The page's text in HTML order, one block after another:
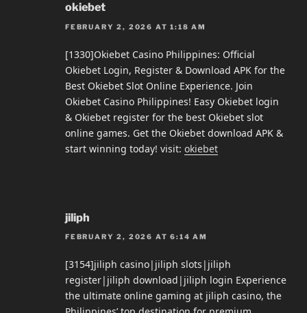
okiebet
FEBRUARY 2, 2026 AT 1:18 AM
[1330]Okiebet Casino Philippines: Official
Okiebet Login, Register & Download APK for the
Best Okiebet Slot Online Experience. Join
Okiebet Casino Philippines! Easy Okiebet login
& Okiebet register for the best Okiebet slot
online games. Get the Okiebet download APK &
start winning today! visit: okiebet
jiliph
FEBRUARY 2, 2026 AT 6:14 AM
[3154]jiliph casino|jiliph slots|jiliph
register|jiliph download|jiliph login Experience
the ultimate online gaming at jiliph casino, the